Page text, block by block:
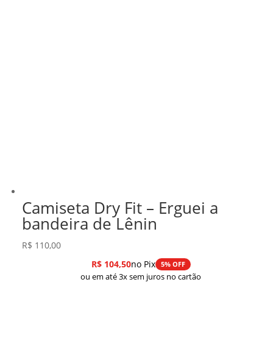
Camiseta Dry Fit – Erguei a
bandeira de Lênin
R$ 110,00
R$104,50no Pix 5% OFF
ou em até 3x sem juros no cartão